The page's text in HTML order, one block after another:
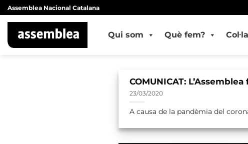
Skip
to
content
Assemblea Nacional Catalana
Qui som Què fem?
COMUNICAT:
23/03/2020
A causa de la pandèmia del